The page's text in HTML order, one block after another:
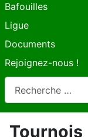
Bafouilles
Ligue
Documents
Rejoignez-nous !
Tournois